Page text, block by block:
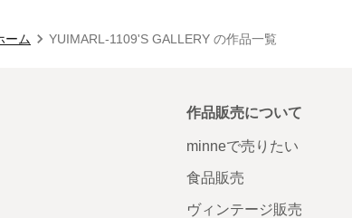
ーム YUIMARL-1109'S GALLERY の作品一覧
作品販売について
minneで売りたい
食品販売
ヴィンテージ販売